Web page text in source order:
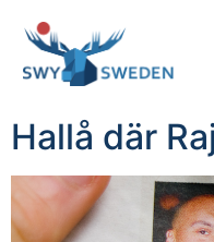
Hallå där